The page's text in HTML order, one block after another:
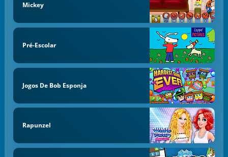
Mickey
Pré-Escolar
Jogos De Bob Esponja
Rapunzel